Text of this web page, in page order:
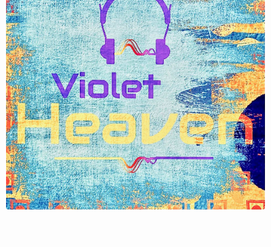
Follow JoachimWitt here!
About Posts Guestbook Shop
FollowJoachimWitt,
and immediately
get access to all exclusive posts.